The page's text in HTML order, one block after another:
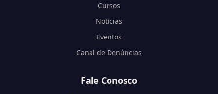
Cursos
Notícias
Eventos
Canal de Denúncias
Fale Conosco